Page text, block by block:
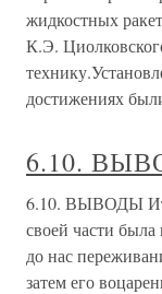
жидкостных
К.Э.
достижениях
6.10.
6.10. ВЫВОДЫ
своей части
до нас
затем его